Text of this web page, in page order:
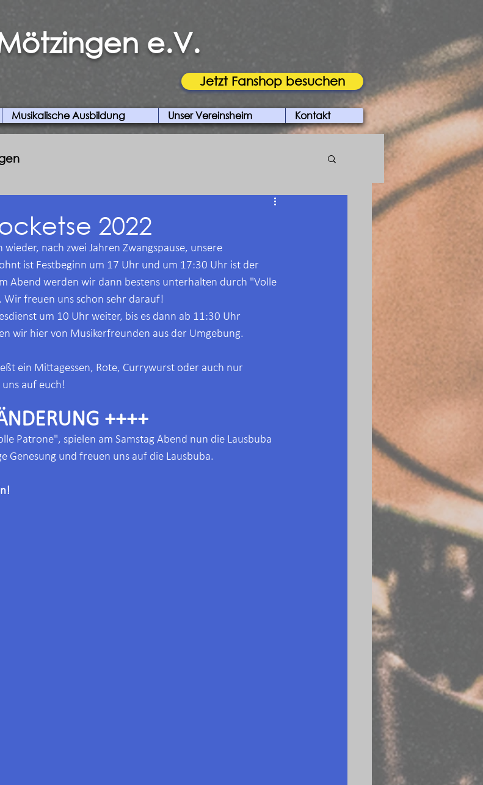
e.V.
Jetzt Fanshop besuchen
Musikalische Ausbildung Unser Vereinsheim Kontakt
2022
nach zwei Jahren Zwangspause, unsere
ist Festbeginn um 17 Uhr und um 17:30 Uhr ist der
Abend werden wir dann bestens unterhalten durch "Volle
Wir freuen uns schon sehr darauf!
um 10 Uhr weiter, bis es dann ab 11:30 Uhr
wir hier von Musikerfreunden aus der Umgebung.
ein Mittagessen, Rote, Currywurst oder auch nur
auf euch!
++++
Patrone", spielen am Samstag Abend nun die Lausbuba
Genesung und freuen uns auf die Lausbuba.